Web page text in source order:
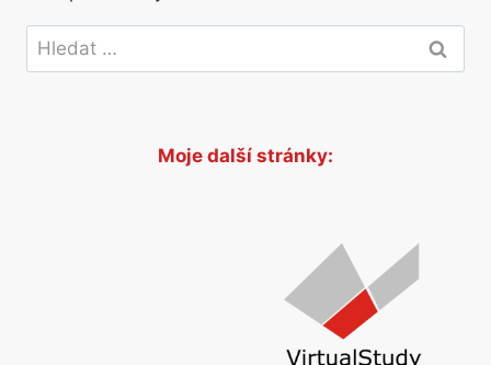
Vyhledávání
Moje další stránky: